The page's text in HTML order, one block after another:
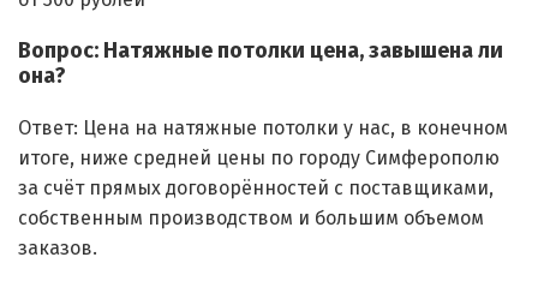
Вопрос: Натяжные потолки цена, завышена ли
она?
Ответ: Цена на натяжные потолки у нас, в конечном
итоге, ниже средней цены по городу Симферополю
за счёт прямых договорённостей с поставщиками,
собственным производством и большим объемом
заказов.